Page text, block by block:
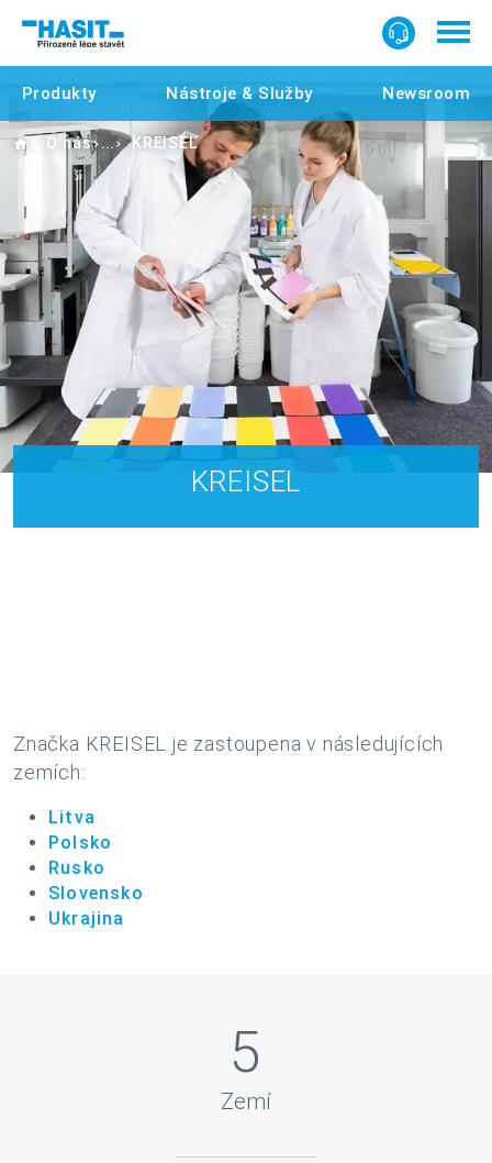
Produkty Nástroje & Služby Newsroom
Home
O nás KREISEL
KREISEL
Značka KREISEL je zastoupena v následujících
zemích:
Litva
Polsko
Rusko
Slovensko
Ukrajina
5
Zemí